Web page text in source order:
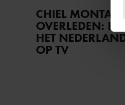
CHIEL
OVERLEDEN:
HET
OP TV